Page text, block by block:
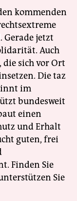
kommenden
Gerade jetzt
Auch
sich vor Ort
Die taz
im
bundesweit
einen
und Erhalt
guten, frei
Finden Sie
Sie